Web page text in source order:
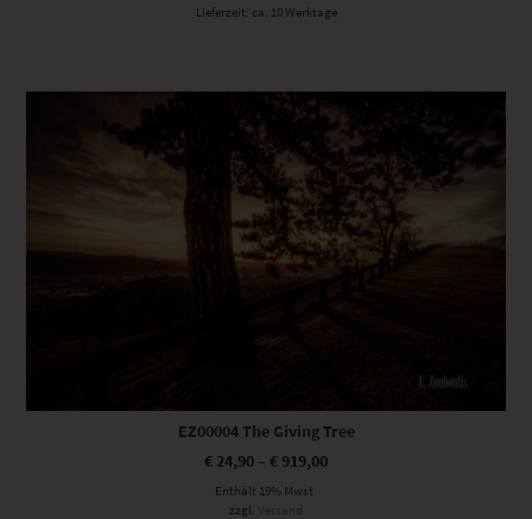
Lieferzeit: ca. 10 Werktage
Dieses Produkt weist mehrere Varianten auf. Die Optionen können auf der Produktseite gewählt werden
EZ00004 The Giving Tree
€ 24,90 – € 919,00
Enthält 19% Mwst.
zzgl.
Versand